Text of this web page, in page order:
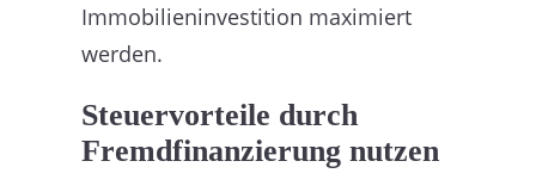
Immobilieninvestition maximiert
werden.
Steuervorteile durch
Fremdfinanzierung nutzen